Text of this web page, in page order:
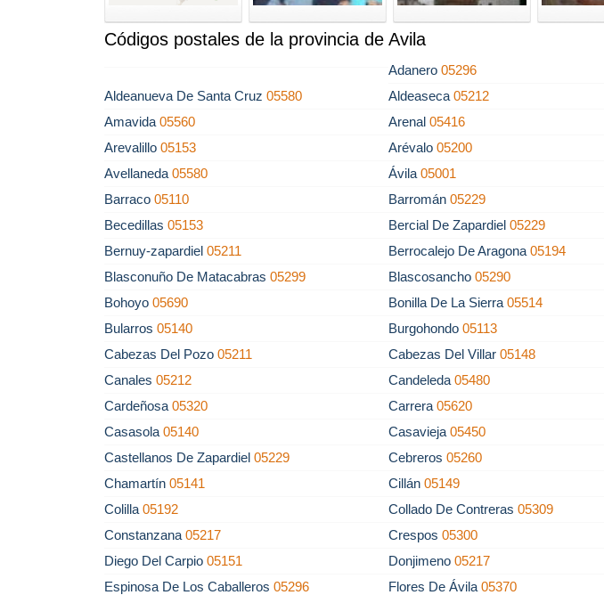
Códigos postales de la provincia de Avila
Adanero05296
Aldeanueva De Santa Cruz 05580 Aldeaseca05212
Amavida 05560 Arenal05416
Arevalillo 05153 Arévalo05200
Avellaneda 05580 Ávila05001
Barraco 05110 Barromán05229
Becedillas 05153 Bercial De Zapardiel05229
Bernuy-zapardiel 05211 Berrocalejo De Aragona05194
Blasconuño De Matacabras 05299 Blascosancho05290
Bohoyo 05690 Bonilla De La Sierra05514
Bularros 05140 Burgohondo05113
Cabezas Del Pozo 05211 Cabezas Del Villar05148
Canales 05212 Candeleda05480
Cardeñosa 05320 Carrera05620
Casasola 05140 Casavieja05450
Castellanos De Zapardiel 05229 Cebreros05260
Chamartín 05141 Cillán05149
Colilla 05192 Collado De Contreras05309
Constanzana 05217 Crespos05300
Diego Del Carpio 05151 Donjimeno05217
Espinosa De Los Caballeros 05296 Flores De Ávila05370